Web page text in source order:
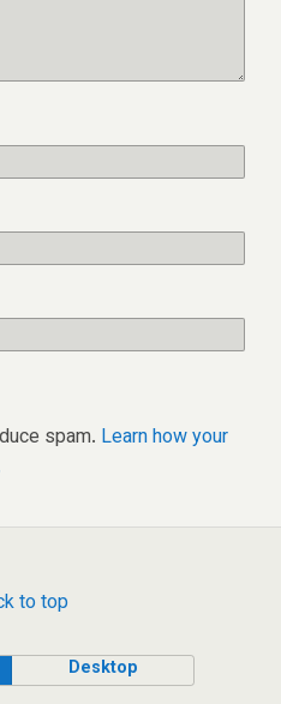
spam. Learn how your
to top
Desktop